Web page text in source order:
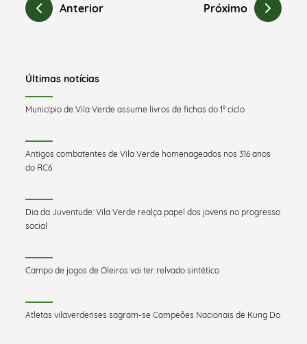
Anterior Próximo
Últimas notícias
Município de Vila Verde assume livros de fichas do 1º ciclo
Antigos combatentes de Vila Verde homenageados nos 316 anos
do RC6
Dia da Juventude: Vila Verde realça papel dos jovens no progresso
social
Campo de jogos de Oleiros vai ter relvado sintético
Atletas vilaverdenses sagram-se Campeões Nacionais de Kung Do